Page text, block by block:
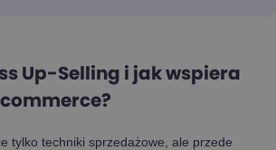
Up-Selling i jak wspiera
tylko techniki sprzedażowe, ale przede